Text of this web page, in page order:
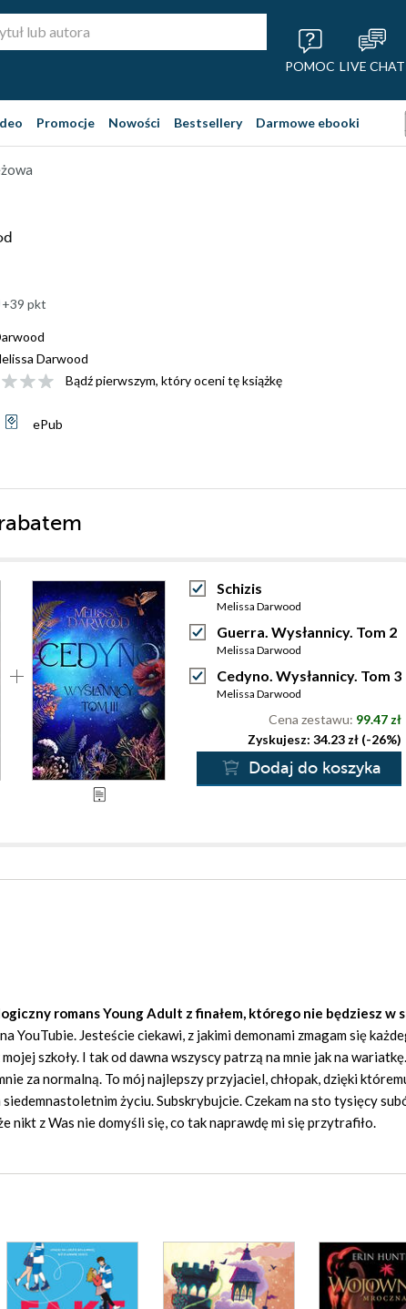
POMOC LIVE CHAT
Promocje Nowości Bestsellery Darmowe ebooki
+39 pkt
Darwood
Bądź pierwszym, który oceni tę książkę
ePub
Schizis
Melissa Darwood
Guerra. Wysłannicy. Tom 2
Melissa Darwood
Cedyno. Wysłannicy. Tom 3
Melissa Darwood
Cena zestawu: 99.47 zł
Zyskujesz: 34.23 zł (-26%)
Dodaj do koszyka
romans Young Adult z finałem, którego nie będziesz w
YouTubie. Jesteście ciekawi, z jakimi demonami zmagam się
szkoły. I tak od dawna wszyscy patrzą na mnie jak na
za normalną. To mój najlepszy przyjaciel, chłopak, dzięki
życiu. Subskrybujcie. Czekam na sto tysięcy
nikt z Was nie domyśli się, co tak naprawdę mi się przytrafiło.